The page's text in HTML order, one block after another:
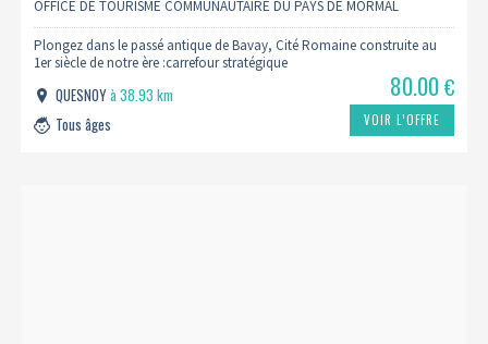
OFFICE DE TOURISME COMMUNAUTAIRE DU PAYS DE MORMAL
Plongez dans le passé antique de Bavay, Cité Romaine construite au
1er siècle de notre ère :carrefour stratégique
QUESNOYà 38.93 km
Tous âges
80.00€
VOIR L’OFFRE